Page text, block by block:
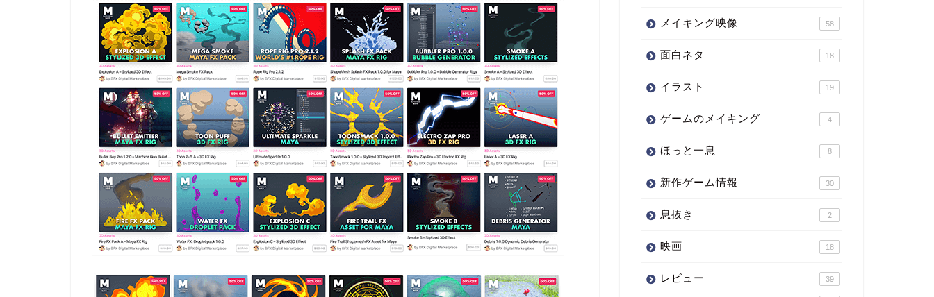
メイキング映像 58
面白ネタ 18
イラスト 19
ゲームのメイキング 4
ほっと一息 8
新作ゲーム情報 30
息抜き 2
映画 18
レビュー 39